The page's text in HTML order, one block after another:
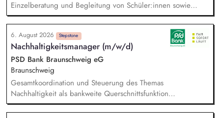
Einzelberatung und Begleitung von Schüler:innen sowie
Familien, Elternarbeit: Beratung, Begleitung und
Informationsangebote, sozialpädagogische Gruppenangebote
(z. B. soziales Lernen, Prävention, Selbstkompetenz),
Konfliktbegleitung und Stärkung der Beziehungskultur im
Schulalltag, Zusammenarbeit im multiprofessionellen
Schulteam
6. August 2026 Stepstone
Nachhaltigkeitsmanager (m/w/d)
PSD Bank Braunschweig eG
Braunschweig
Gesamtkoordination und Steuerung des Themas
Nachhaltigkeit als bankweite Querschnittsfunktion
Impulsgeber und Ansprechpartner für Vorstand,
Führungskräfte und Fachbereiche Beratung und Unterstützung